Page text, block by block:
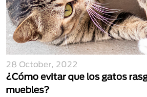
28 October, 2022
¿Cómo evitar que los gatos
muebles?